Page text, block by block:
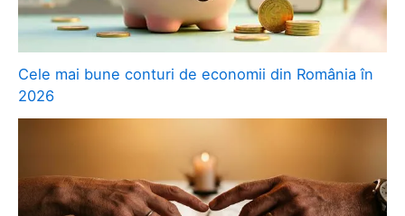
Cele mai bune conturi de economii din România în
2026